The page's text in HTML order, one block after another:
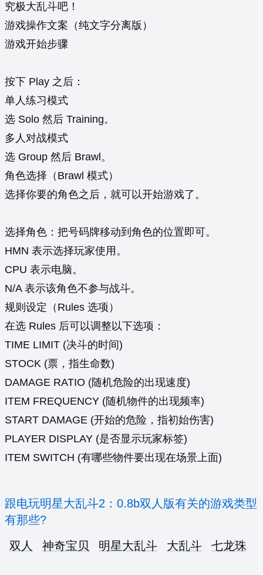
究极大乱斗吧！
游戏操作文案（纯文字分离版）
游戏开始步骤
按下 Play 之后：
单人练习模式
选 Solo 然后 Training。
多人对战模式
选 Group 然后 Brawl。
角色选择（Brawl 模式）
选择你要的角色之后，就可以开始游戏了。
选择角色：把号码牌移动到角色的位置即可。
HMN 表示选择玩家使用。
CPU 表示电脑。
N/A 表示该角色不参与战斗。
规则设定（Rules 选项）
在选 Rules 后可以调整以下选项：
TIME LIMIT (决斗的时间)
STOCK (票，指生命数)
DAMAGE RATIO (随机危险的出现速度)
ITEM FREQUENCY (随机物件的出现频率)
START DAMAGE (开始的危险，指初始伤害)
PLAYER DISPLAY (是否显示玩家标签)
ITEM SWITCH (有哪些物件要出现在场景上面)
跟电玩明星大乱斗2：0.8b双人版有关的游戏类型
有那些?
双人
神奇宝贝 明星大乱斗 大乱斗 七龙珠